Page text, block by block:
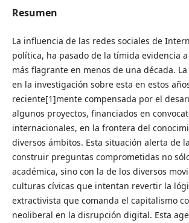
Resumen
La influencia de las redes sociales de
política, ha pasado de la tímida evidencia
más flagrante en menos de una década.
en la investigación sobre esta en estos
reciente[1]mente compensada por el
algunos proyectos, financiados en
internacionales, en la frontera del
diversos ámbitos. Esta situación alerta de
construir preguntas comprometidas no
académica, sino con la de los diversos
culturas cívicas que intentan revertir la
extractivista que comanda el capitalismo
neoliberal en la disrupción digital. Esta